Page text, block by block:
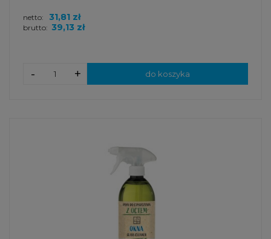
brutto: 39,13 zł
netto: 31,81 zł
+
- do koszyka